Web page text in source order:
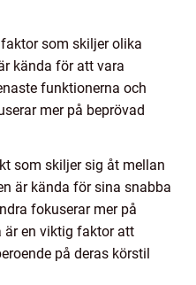
som skiljer olika
kända för att vara
funktionerna och
mer på beprövad
som skiljer sig åt mellan
är kända för sina snabba
fokuserar mer på
är en viktig faktor att
på deras körstil